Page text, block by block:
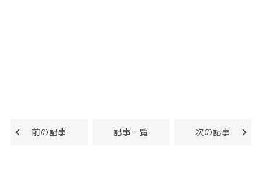
前の記事 記事一覧 次の記事